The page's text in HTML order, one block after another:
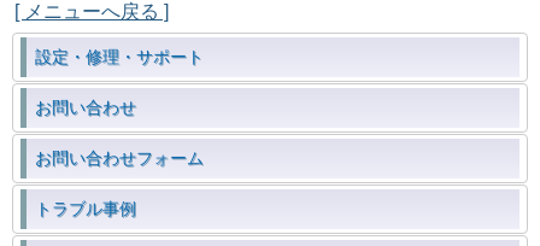
[ メニューへ戻る ]
設定・修理・サポート
お問い合わせ
お問い合わせフォーム
トラブル事例